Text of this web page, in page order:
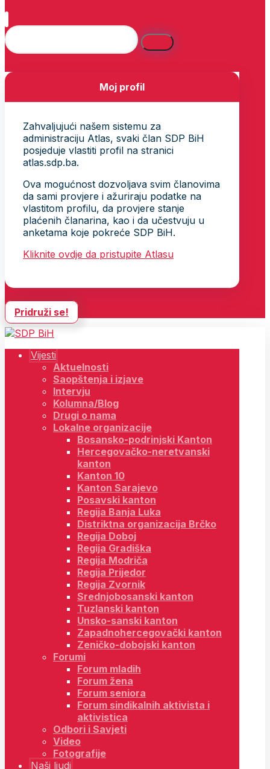
Moj profil
Zahvaljujući našem sistemu za
administraciju Atlas, svaki član SDP BiH
posjeduje vlastiti profil na stranici
atlas.sdp.ba.
Ova mogućnost dozvoljava svim članovima
da sami provjere i ažuriraju podatke na
vlastitom profilu, da provjere stanje
plaćenih članarina, kao i da učestvuju u
anketama koje pokreće SDP BiH.
Kliknite ovdje da pristupite Atlasu
Pridruži se!
Vijesti
Aktuelnosti
Saopštenja i izjave
Intervju
Kolumna/Blog
Drugi o nama
Lokalne organizacije
Bosansko-podrinjski Kanton
Hercegovačko-neretvanski
kanton
Kanton 10
Kanton Sarajevo
Posavski kanton
Regija Banja Luka
Distriktna organizacija Brčko
Regija Doboj
Regija Gradiška
Regija Modriča
Regija Prijedor
Regija Zvornik
Srednjobosanski kanton
Tuzlanski kanton
Unsko-sanski kanton
Zapadnohercegovački kanton
Zeničko-dobojski kanton
Forumi
Forum mladih
Forum žena
Forum seniora
Forum sindikalnih aktivista i
aktivistica
Odbori i Savjeti
Video
Fotografije
Naši ljudi